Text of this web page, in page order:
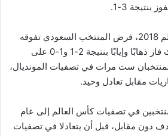
3-1.
وخلال تصفيات كأس العالم 2018، فرض المنتخب السعودي تفوقه
على نظيره العراقي، حيث فاز ذهابًا وإيابًا بنتيجة 2-1 و1-0 على
المنتخبان ست مرات في تصفيات المونديال،
مقابل تعادل وحيد.
في تصفيات كأس العالم إلى عام
بهدف دون مقابل، قبل أن يتعادلا في تصفيات